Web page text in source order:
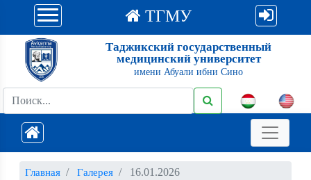
ТГМУ
Таджикский государственный
медицинский университет
имени Абуали ибни Сино
Главная Галерея 16.01.2026